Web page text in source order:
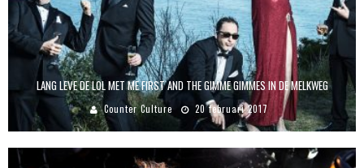
LANG LEVE DE LOL MET ME FIRST AND THE GIMME GIMMES IN DE MELKWEG
Counter Culture 20 februari 2017